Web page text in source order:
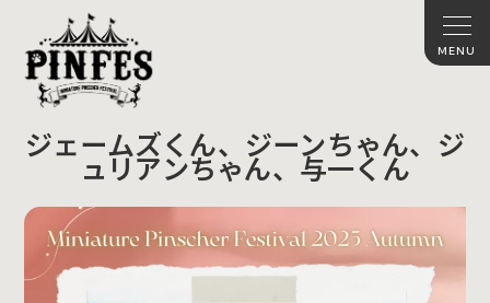
ジェームズくん、ジーンちゃん、ジ
ュリアンちゃん、与一くん